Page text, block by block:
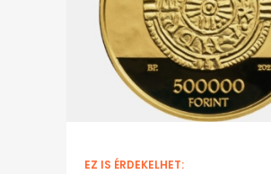
EZ IS ÉRDEKELHET: